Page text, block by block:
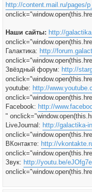
http://content.mail.ru/pages/
Наши сайты: http://
Галактика: http://
Звёздный форум: http://
youtube: http://
Facebook: http://
"
LiveJournal: http://galactika-
ВКонтакте: http://
Звук: http://youtu.be/